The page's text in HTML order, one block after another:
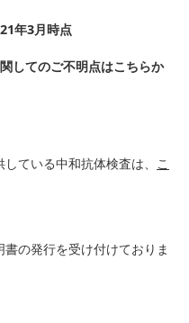
年3月時点
してのご不明点はこちらか
ている中和抗体検査は、
こ
の発行を受け付けておりま